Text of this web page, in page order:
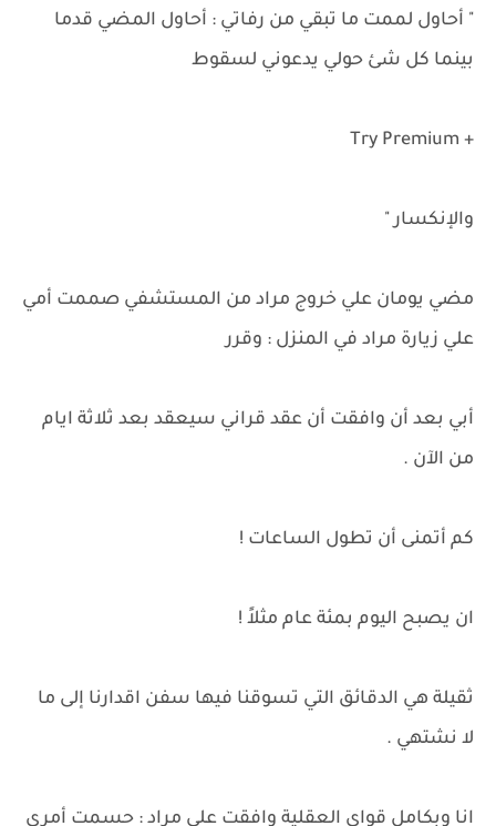
" أحاول لممت ما تبقي من رفاتي : أحاول المضي قدما
بينما كل شئ حولي يدعوني لسقوط
+ Try Premium
والإنكسار "
مضي يومان علي خروج مراد من المستشفي صممت أمي
علي زيارة مراد في المنزل : وقرر
أبي بعد أن وافقت أن عقد قراني سيعقد بعد ثلاثة ايام
من الآن .
كم أتمنى أن تطول الساعات !
ان يصبح اليوم بمئة عام مثلاً !
ثقيلة هي الدقائق التي تسوقنا فيها سفن اقدارنا إلى ما
لا نشتهي .
انا وبكامل قواي العقلية وافقت على مراد : حسمت أمري